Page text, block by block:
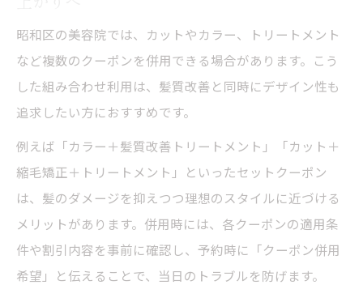
昭和区の美容院では、カットやカラー、トリートメント
など複数のクーポンを併用できる場合があります。こう
した組み合わせ利用は、髪質改善と同時にデザイン性も
追求したい方におすすめです。
例えば「カラー＋髪質改善トリートメント」「カット＋
縮毛矯正＋トリートメント」といったセットクーポン
は、髪のダメージを抑えつつ理想のスタイルに近づける
メリットがあります。併用時には、各クーポンの適用条
件や割引内容を事前に確認し、予約時に「クーポン併用
希望」と伝えることで、当日のトラブルを防げます。